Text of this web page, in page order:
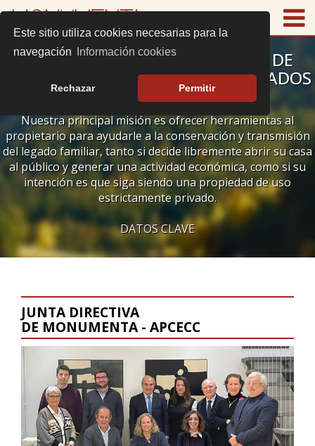
Este sitio utiliza cookies necesarias para la
navegación
Información cookies
Rechazar Permitir
ASOCIACIÓN DE PROPIETARIOS DE
CASTILLOS Y EDIFICIOS CATALOGADOS
DE CATALUÑA
Nuestra principal misión es ofrecer herramientas al
propietario para ayudarle a la conservación y transmisión
del legado familiar, tanto si decide libremente abrir su casa
al público y generar una actividad económica, como si su
intención es que siga siendo una propiedad de uso
estrictamente privado.
DATOS CLAVE
JUNTA DIRECTIVA
DE MONUMENTA - APCECC